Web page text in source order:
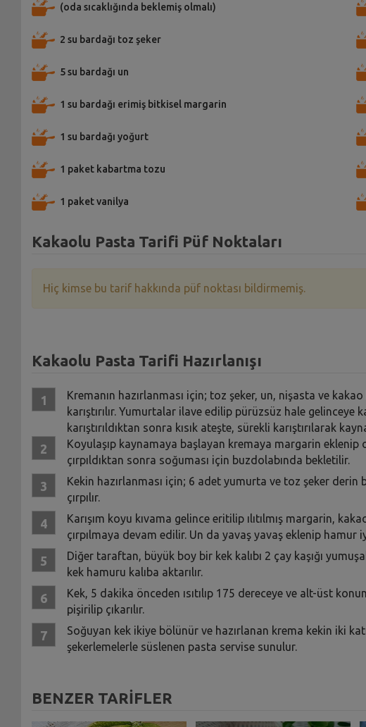
(oda sıcaklığında beklemiş olmalı)
2 su bardağı toz şeker
5 su bardağı un
1 su bardağı erimiş bitkisel margarin
1 su bardağı yoğurt
1 paket kabartma tozu
1 paket vanilya
Kakaolu Pasta Tarifi Püf Noktaları
Hiç kimse bu tarif hakkında püf noktası bildirmemiş.
Kakaolu Pasta Tarifi Hazırlanışı
Kremanın hazırlanması için; toz şeker, un, nişasta ve
karıştırılır. Yumurtalar ilave edilip pürüzsüz hale gelinceye
karıştırıldıktan sonra kısık ateşte, sürekli karıştırılarak
Koyulaşıp kaynamaya başlayan kremaya margarin eklenip
çırpıldıktan sonra soğuması için buzdolabında bekletilir.
Kekin hazırlanması için; 6 adet yumurta ve toz şeker derin
çırpılır.
Karışım koyu kıvama gelince eritilip ılıtılmış margarin,
çırpılmaya devam edilir. Un da yavaş yavaş eklenip hamur
Diğer taraftan, büyük boy bir kek kalıbı 2 çay kaşığı
kek hamuru kalıba aktarılır.
Kek, 5 dakika önceden ısıtılıp 175 dereceye ve alt-üst
pişirilip çıkarılır.
Soğuyan kek ikiye bölünür ve hazırlanan krema kekin iki
şekerlemelerle süslenen pasta servise sunulur.
BENZER TARİFLER